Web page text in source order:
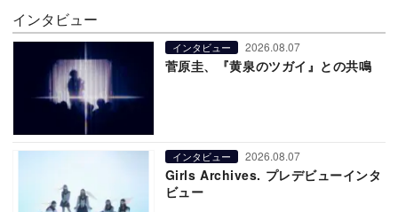
インタビュー
インタビュー 2026.08.07
菅原圭、『黄泉のツガイ』との共鳴
インタビュー 2026.08.07
Girls Archives. プレデビューインタ
ビュー